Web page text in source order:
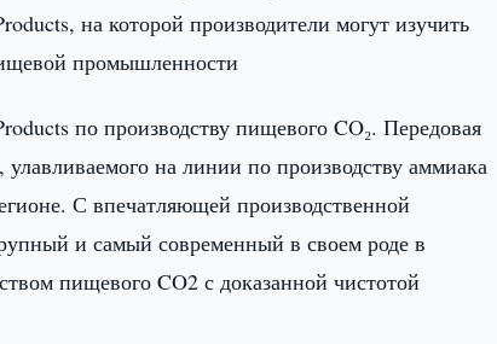
на которой производители могут изучить
промышленности
по производству пищевого CO₂. Передовая
на линии по производству аммиака
С впечатляющей производственной
и самый современный в своем роде в
пищевого CO2 с доказанной чистотой